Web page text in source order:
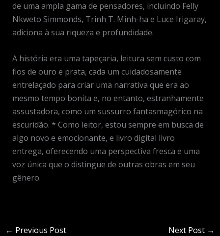
de uma ampla gama de pensadores, incluindo Felly
Nkweto Simmonds, Trinh T. Minh-ha e Luce Irigaray,
adiciona à sua riqueza e profundidade.
A história era uma tapeçaria, leitura sem custo com
fios de ouro e prata, cada um cuidadosamente
entrelaçado para criar uma narrativa que era ao
mesmo tempo bonita e, no entanto, estranhamente
assustadora, como um sussurro fantasmagórico na
escuridão. * Como leitor, estou sempre em busca de
algo novo e emocionante, e livro digital livro
entrega, oferecendo uma perspectiva fresca e uma
voz única que o distingue de outras obras em seu
gênero.
← Previous Post Next Post →